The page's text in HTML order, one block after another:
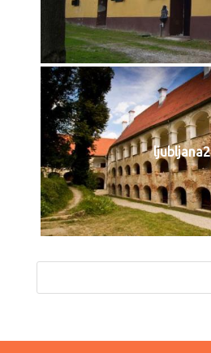
ljubljana2